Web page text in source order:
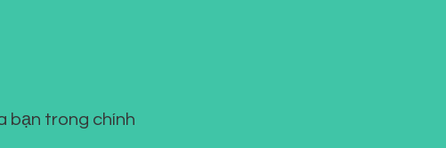
bạn trong chính